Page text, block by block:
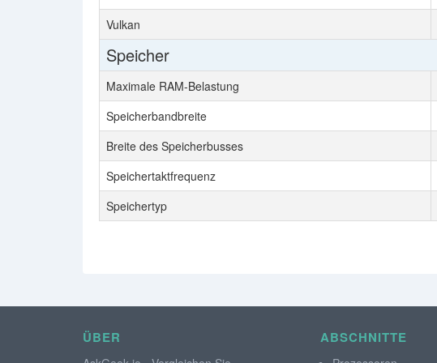
Vulkan
Speicher
Maximale RAM-Belastung
Speicherbandbreite
Breite des Speicherbusses
Speichertaktfrequenz
Speichertyp
ÜBER ABSCHNITTE